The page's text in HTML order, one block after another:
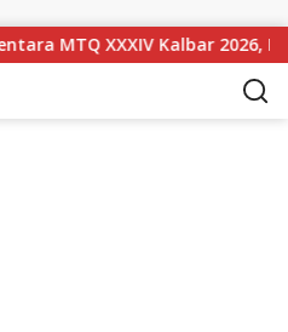
MTQ XXXIV Kalbar 2026,